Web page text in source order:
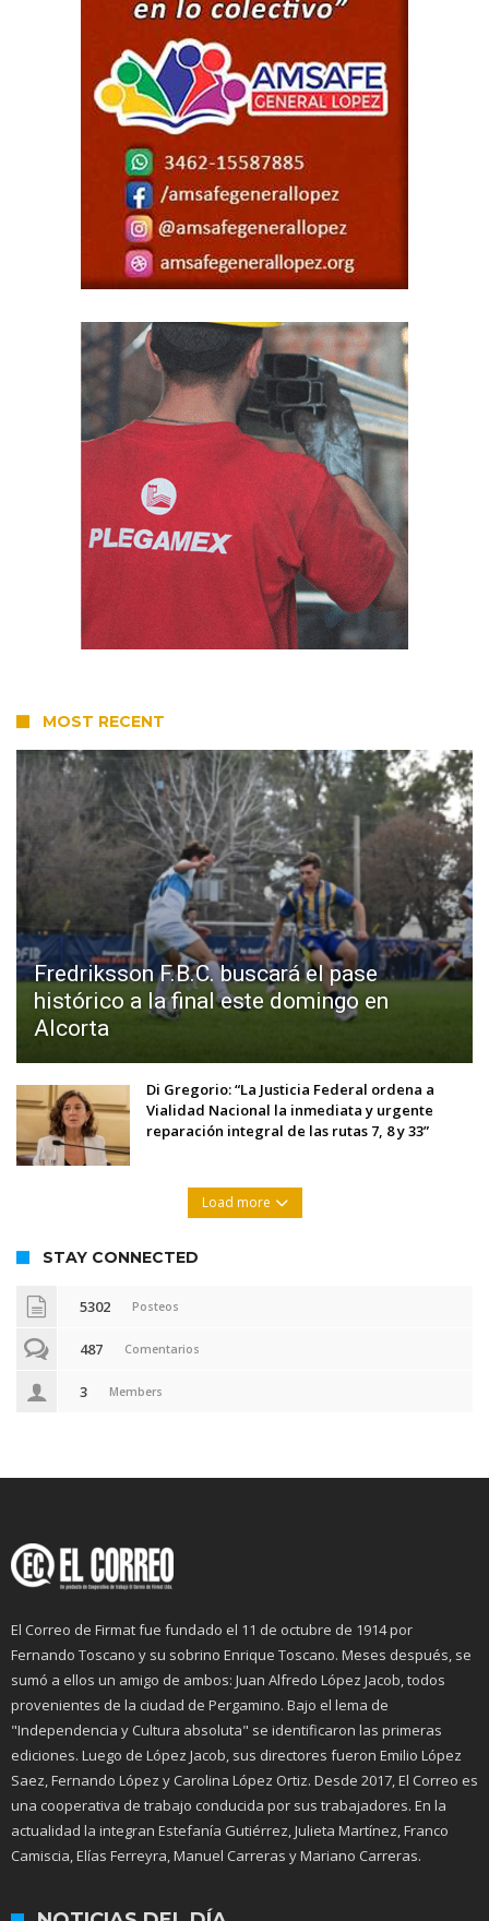
MOST RECENT
Fredriksson F.B.C. buscará el pase
histórico a la final este domingo en
Alcorta
Di Gregorio: “La Justicia Federal ordena a
Vialidad Nacional la inmediata y urgente
reparación integral de las rutas 7, 8 y 33”
Load more
STAY CONNECTED
5302 Posteos
487 Comentarios
3 Members
El Correo de Firmat fue fundado el 11 de octubre de 1914 por
Fernando Toscano y su sobrino Enrique Toscano. Meses después, se
sumó a ellos un amigo de ambos: Juan Alfredo López Jacob, todos
provenientes de la ciudad de Pergamino. Bajo el lema de
"Independencia y Cultura absoluta" se identificaron las primeras
ediciones. Luego de López Jacob, sus directores fueron Emilio López
Saez, Fernando López y Carolina López Ortiz. Desde 2017, El Correo es
una cooperativa de trabajo conducida por sus trabajadores. En la
actualidad la integran Estefanía Gutiérrez, Julieta Martínez, Franco
Camiscia, Elías Ferreyra, Manuel Carreras y Mariano Carreras.